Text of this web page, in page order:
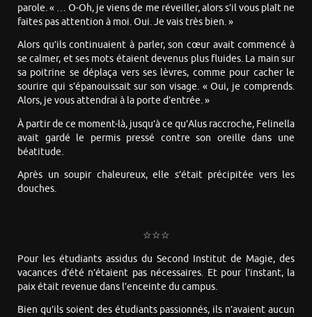
parole. « … O-Oh, je viens de me réveiller, alors s’il vous plaît ne
faites pas attention à moi. Oui. Je vais très bien. »
Alors qu’ils continuaient à parler, son cœur avait commencé à
se calmer, et ses mots étaient devenus plus fluides. La main sur
sa poitrine se déplaça vers ses lèvres, comme pour cacher le
sourire qui s’épanouissait sur son visage. « Oui, je comprends.
Alors, je vous attendrai à la porte d’entrée. »
À partir de ce moment-là, jusqu’à ce qu’Alus raccroche, Felinella
avait gardé le permis pressé contre son oreille dans une
béatitude.
Après un soupir chaleureux, elle s’était précipitée vers les
douches.
☆☆☆
Pour les étudiants assidus du Second Institut de Magie, des
vacances d’été n’étaient pas nécessaires. Et pour l’instant, la
paix était revenue dans l’enceinte du campus.
Bien qu’ils soient des étudiants passionnés, ils n’avaient aucun